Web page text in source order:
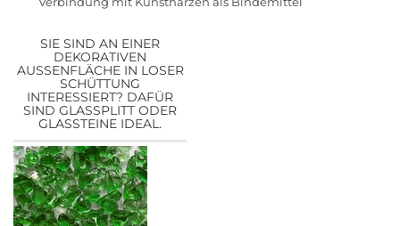
SIE SIND AN EINER
DEKORATIVEN
AUSSENFLÄCHE IN LOSER S
CHÜTTUNG I
NTERESSIERT? DAFÜR S
IND GLASSPLITT ODER G
LASSTEINE IDEAL.